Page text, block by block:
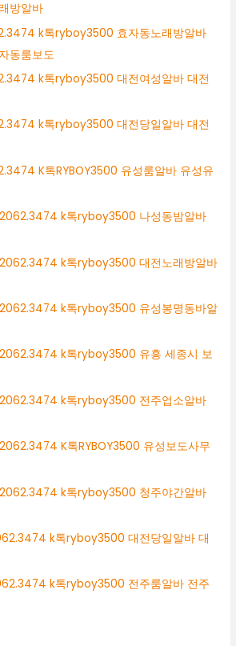
방알바
k톡ryboy3500 효자동노래방알바
동룸보도
k톡ryboy3500 대전여성알바 대전
k톡ryboy3500 대전당일알바 대전
K톡RYBOY3500 유성룸알바 유성유
k톡ryboy3500 나성동밤알바
k톡ryboy3500 대전노래방알바
k톡ryboy3500 유성봉명동바알
k톡ryboy3500 유흥 세종시 보
k톡ryboy3500 전주업소알바
K톡RYBOY3500 유성보도사무
k톡ryboy3500 청주야간알바
k톡ryboy3500 대전당일알바 대
k톡ryboy3500 전주룸알바 전주